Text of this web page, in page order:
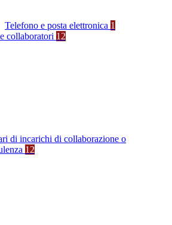
Telefono e posta elettronica 1
collaboratori 12
di incarichi di collaborazione o
12